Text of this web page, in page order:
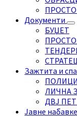
Документи
БУЏЕТ
Зажтита и
ЛИЧНА
ДВЈ
Јавне набавке